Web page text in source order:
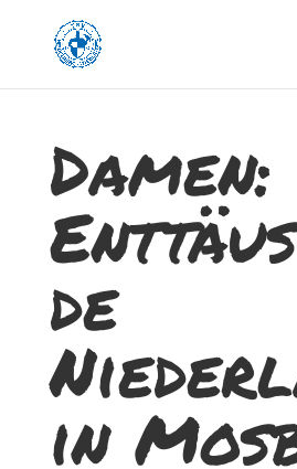
Damen:
de
in